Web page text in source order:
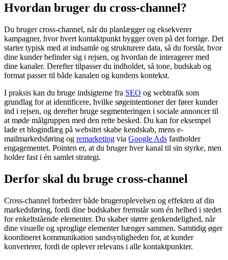
Hvordan bruger du cross-channel?
Du bruger cross-channel, når du planlægger og eksekverer
kampagner, hvor hvert kontaktpunkt bygger oven på det forrige. Det
starter typisk med at indsamle og strukturere data, så du forstår, hvor
dine kunder befinder sig i rejsen, og hvordan de interagerer med
dine kanaler. Derefter tilpasser du indholdet, så tone, budskab og
format passer til både kanalen og kundens kontekst.
I praksis kan du bruge indsigterne fra SEO og webtrafik som
grundlag for at identificere, hvilke søgeintentioner der fører kunder
ind i rejsen, og derefter bruge segmenteringen i sociale annoncer til
at møde målgruppen med den rette besked. Du kan for eksempel
lade et blogindlæg på websitet skabe kendskab, mens e-
mailmarkedsføring og remarketing via Google Ads fastholder
engagementet. Pointen er, at du bruger hver kanal til sin styrke, men
holder fast i én samlet strategi.
Derfor skal du bruge cross-channel
Cross-channel forbedrer både brugeroplevelsen og effekten af din
markedsføring, fordi dine budskaber fremstår som én helhed i stedet
for enkeltstående elementer. Du skaber større genkendelighed, når
dine visuelle og sproglige elementer hænger sammen. Samtidig øger
koordineret kommunikation sandsynligheden for, at kunder
konverterer, fordi de oplever relevans i alle kontaktpunkter.